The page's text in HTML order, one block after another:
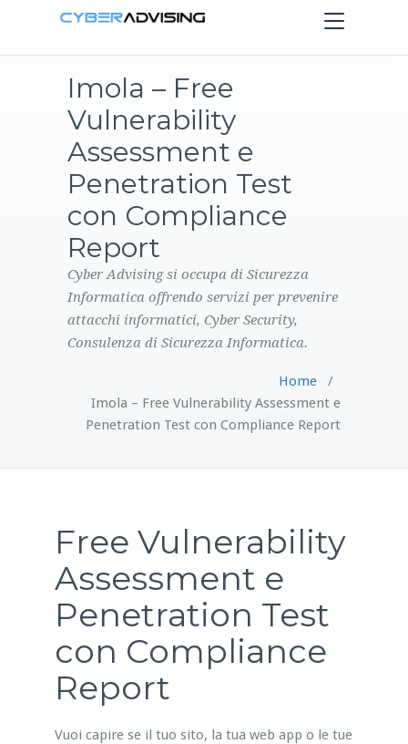
Toggle
navigation
PRODOTTI
CONTATTI
Imola – Free
Vulnerability
Assessment e
Penetration Test
con Compliance
Report
Cyber Advising si occupa di Sicurezza
Informatica offrendo servizi per prevenire
attacchi informatici, Cyber Security,
Consulenza di Sicurezza Informatica.
Home/
Imola – Free Vulnerability Assessment e
Penetration Test con Compliance Report
Free Vulnerability
Assessment e
Penetration Test
con Compliance
Report
Vuoi capire se il tuo sito, la tua web app o le tue